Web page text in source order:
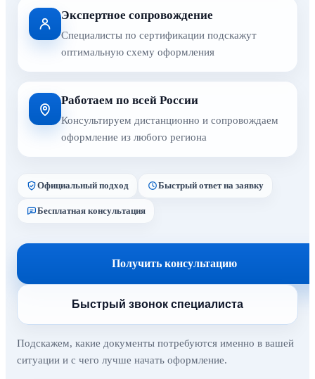
Экспертное сопровождение
Специалисты по сертификации подскажут
оптимальную схему оформления
Работаем по всей России
Консультируем дистанционно и сопровождаем
оформление из любого региона
Официальный подход Быстрый ответ на заявку
Бесплатная консультация
Получить консультацию
Быстрый звонок специалиста
Подскажем, какие документы потребуются именно в вашей
ситуации и с чего лучше начать оформление.